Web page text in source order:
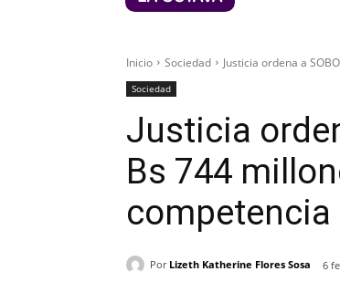
Inicio Sociedad Justicia ordena a
Sociedad
Justicia
Bs 744
competencia
Por Lizeth Katherine Flores Sosa 6